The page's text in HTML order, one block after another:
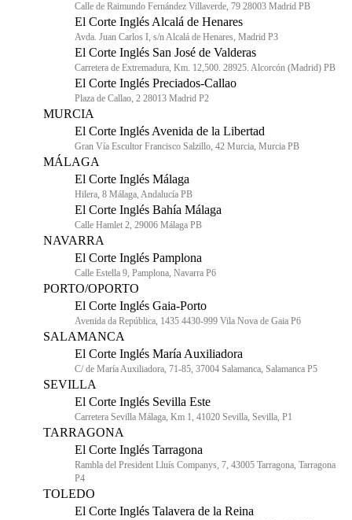
Calle de Raimundo Fernández Villaverde, 79 28003 Madrid PB
El Corte Inglés Alcalá de Henares
Avda. Juan Carlos I, s/n Alcalá de Henares, Madrid P3
El Corte Inglés San José de Valderas
Carretera de Extremadura, Km. 12,500. 28925. Alcorcón (Madrid) PB
El Corte Inglés Preciados-Callao
Plaza de Callao, 2 28013 Madrid P2
MURCIA
El Corte Inglés Avenida de la Libertad
Gran Vía Escultor Francisco Salzillo, 42 Murcia, Murcia PB
MÁLAGA
El Corte Inglés Málaga
Hilera, 8 Málaga, Andalucía PB
El Corte Inglés Bahía Málaga
Calle Hamlet 2, 29006 Málaga PB
NAVARRA
El Corte Inglés Pamplona
Calle Estella 9, Pamplona, Navarra P6
PORTO/OPORTO
El Corte Inglés Gaia-Porto
Avenida da República, 1435 4430-999 Vila Nova de Gaia P6
SALAMANCA
El Corte Inglés María Auxiliadora
C/ de María Auxiliadora, 71-85, 37004 Salamanca, Salamanca P5
SEVILLA
El Corte Inglés Sevilla Este
Carretera Sevilla Málaga, Km 1, 41020 Sevilla, Sevilla, P1
TARRAGONA
El Corte Inglés Tarragona
Rambla del President Lluís Companys, 7, 43005 Tarragona, Tarragona
P4
TOLEDO
El Corte Inglés Talavera de la Reina